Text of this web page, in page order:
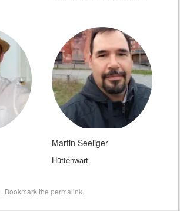
Martin Seeliger
Hüttenwart
Bookmark thepermalink